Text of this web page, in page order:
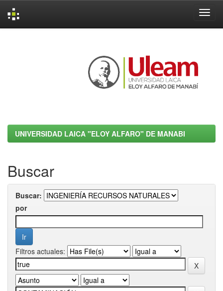
UNIVERSIDAD LAICA "ELOY ALFARO" DE MANABI
Buscar
Buscar:
por
Filtros actuales: